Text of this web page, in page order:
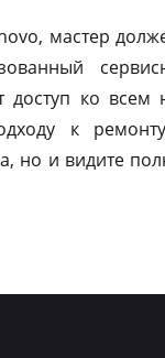
мастер
доступ ко
к
но и видите